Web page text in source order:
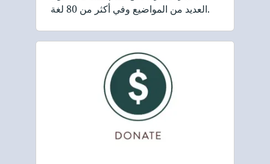
العديد من المواضيع وفي أكثر من 80 لغة.